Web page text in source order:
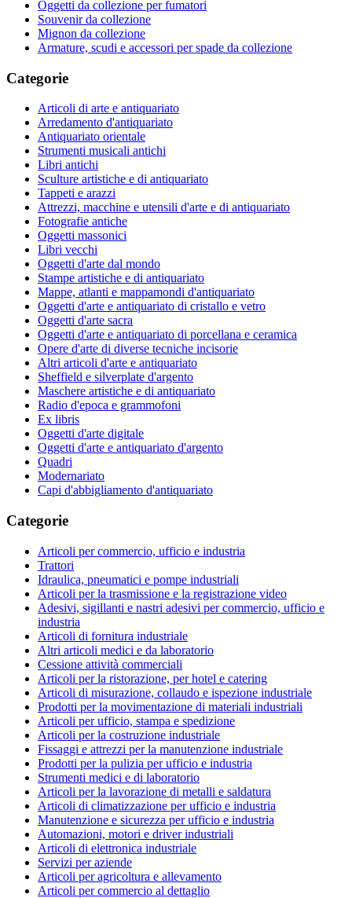
Oggetti da collezione per fumatori
Souvenir da collezione
Mignon da collezione
Armature, scudi e accessori per spade da collezione
Categorie
Articoli di arte e antiquariato
Arredamento d'antiquariato
Antiquariato orientale
Strumenti musicali antichi
Libri antichi
Sculture artistiche e di antiquariato
Tappeti e arazzi
Attrezzi, macchine e utensili d'arte e di antiquariato
Fotografie antiche
Oggetti massonici
Libri vecchi
Oggetti d'arte dal mondo
Stampe artistiche e di antiquariato
Mappe, atlanti e mappamondi d'antiquariato
Oggetti d'arte e antiquariato di cristallo e vetro
Oggetti d'arte sacra
Oggetti d'arte e antiquariato di porcellana e ceramica
Opere d'arte di diverse tecniche incisorie
Altri articoli d'arte e antiquariato
Sheffield e silverplate d'argento
Maschere artistiche e di antiquariato
Radio d'epoca e grammofoni
Ex libris
Oggetti d'arte digitale
Oggetti d'arte e antiquariato d'argento
Quadri
Modernariato
Capi d'abbigliamento d'antiquariato
Categorie
Articoli per commercio, ufficio e industria
Trattori
Idraulica, pneumatici e pompe industriali
Articoli per la trasmissione e la registrazione video
Adesivi, sigillanti e nastri adesivi per commercio, ufficio e
industria
Articoli di fornitura industriale
Altri articoli medici e da laboratorio
Cessione attività commerciali
Articoli per la ristorazione, per hotel e catering
Articoli di misurazione, collaudo e ispezione industriale
Prodotti per la movimentazione di materiali industriali
Articoli per ufficio, stampa e spedizione
Articoli per la costruzione industriale
Fissaggi e attrezzi per la manutenzione industriale
Prodotti per la pulizia per ufficio e industria
Strumenti medici e di laboratorio
Articoli per la lavorazione di metalli e saldatura
Articoli di climatizzazione per ufficio e industria
Manutenzione e sicurezza per ufficio e industria
Automazioni, motori e driver industriali
Articoli di elettronica industriale
Servizi per aziende
Articoli per agricoltura e allevamento
Articoli per commercio al dettaglio